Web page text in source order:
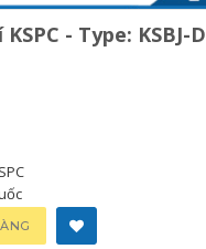
- Type: KSBJ-D